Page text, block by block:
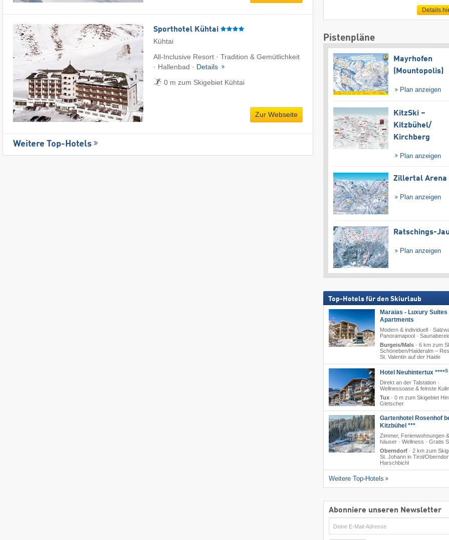
Sporthotel Kühtai
Kühtai
All-Inclusive Resort · Tradition & Gemütlichkeit
· Hallenbad · Details
0 m zum Skigebiet Kühtai
Zur Webseite
Weitere Top-Hotels
Details
Pistenpläne
Mayrhofen
(Mountopolis)
Plan anzeigen
KitzSki –
Kitzbühel/​
Kirchberg
Plan anzeigen
Zillertal Arena
Plan anzeigen
Ratschings-
Plan anzeigen
Top-Hotels für den Skiurlaub
Maraias - Luxury Suites
Apartments
Modern & individuell ·
Panoramapool ·
Burgeis/Mals· 6 km zum
Schöneben/​Haideralm –
St. Valentin auf der Haide
Hotel Neuhintertux ****S
Direkt an der Talstation ·
Wellnessoase & feinste
Tux· 0 m zum Skigebiet
Gletscher
Gartenhotel Rosenhof
Kitzbühel ***
Zimmer, Ferienwohnungen
häuser · Wellness · Gratis
Oberndorf · 2 km zum
St. Johann in Tirol/​
Harschbichl
Weitere Top-Hotels
Abonniere unseren Newsletter
E-
Mail